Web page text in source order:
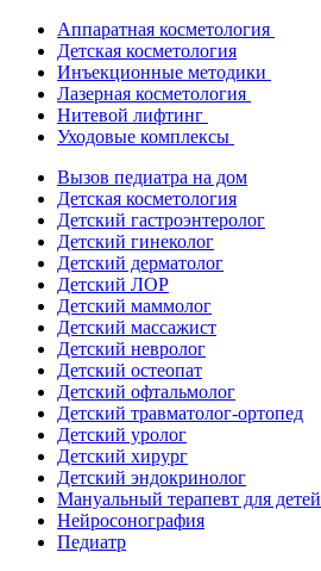
Аппаратная косметология
Детская косметология
Инъекционные методики
Лазерная косметология
Нитевой лифтинг
Уходовые комплексы
Вызов педиатра на дом
Детская косметология
Детский гастроэнтеролог
Детский гинеколог
Детский дерматолог
Детский ЛОР
Детский маммолог
Детский массажист
Детский невролог
Детский остеопат
Детский офтальмолог
Детский травматолог-ортопед
Детский уролог
Детский хирург
Детский эндокринолог
Мануальный терапевт для детей
Нейросонография
Педиатр